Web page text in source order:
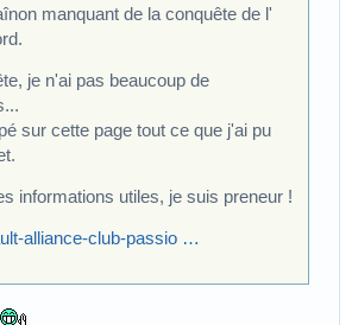
manquant de la conquête de l'
je n'ai pas beaucoup de
sur cette page tout ce que j'ai pu
informations utiles, je suis preneur !
alliance-club-passio …